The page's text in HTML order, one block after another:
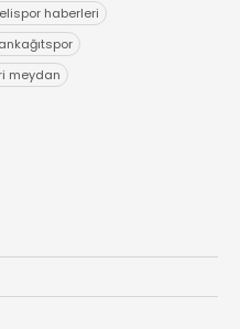
haberleri
meydan